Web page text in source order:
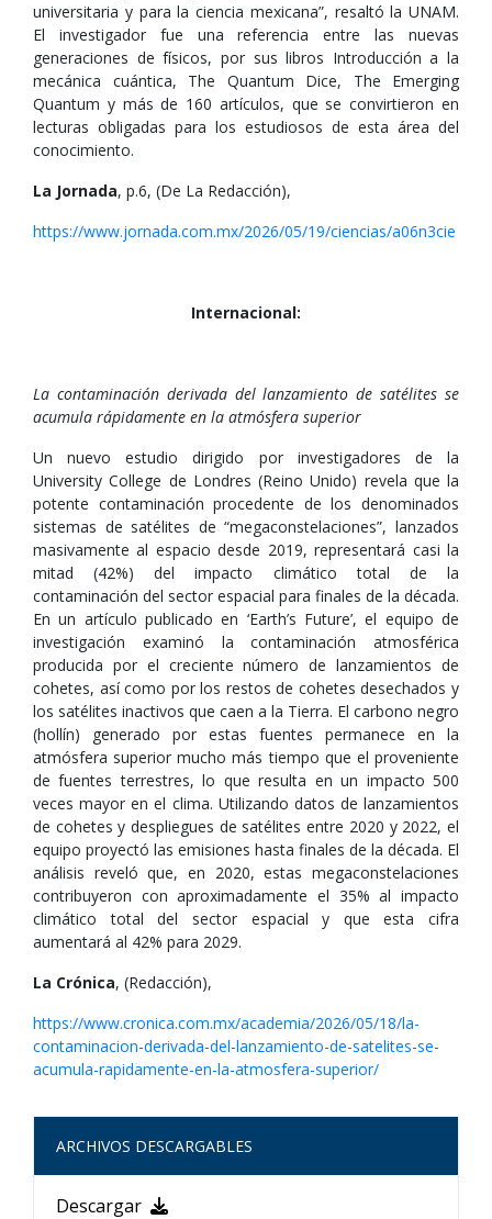
universitaria y para la ciencia mexicana”, resaltó la UNAM.
El investigador fue una referencia entre las nuevas
generaciones de físicos, por sus libros Introducción a la
mecánica cuántica, The Quantum Dice, The Emerging
Quantum y más de 160 artículos, que se convirtieron en
lecturas obligadas para los estudiosos de esta área del
conocimiento.
La Jornada, p.6, (De La Redacción),
https://www.jornada.com.mx/2026/05/19/ciencias/a06n3cie
Internacional:
La contaminación derivada del lanzamiento de satélites se
acumula rápidamente en la atmósfera superior
Un nuevo estudio dirigido por investigadores de la
University College de Londres (Reino Unido) revela que la
potente contaminación procedente de los denominados
sistemas de satélites de “megaconstelaciones”, lanzados
masivamente al espacio desde 2019, representará casi la
mitad (42%) del impacto climático total de la
contaminación del sector espacial para finales de la década.
En un artículo publicado en ‘Earth’s Future’, el equipo de
investigación examinó la contaminación atmosférica
producida por el creciente número de lanzamientos de
cohetes, así como por los restos de cohetes desechados y
los satélites inactivos que caen a la Tierra. El carbono negro
(hollín) generado por estas fuentes permanece en la
atmósfera superior mucho más tiempo que el proveniente
de fuentes terrestres, lo que resulta en un impacto 500
veces mayor en el clima. Utilizando datos de lanzamientos
de cohetes y despliegues de satélites entre 2020 y 2022, el
equipo proyectó las emisiones hasta finales de la década. El
análisis reveló que, en 2020, estas megaconstelaciones
contribuyeron con aproximadamente el 35% al impacto
climático total del sector espacial y que esta cifra
aumentará al 42% para 2029.
La Crónica, (Redacción),
https://www.cronica.com.mx/academia/2026/05/18/la-
contaminacion-derivada-del-lanzamiento-de-satelites-se-
acumula-rapidamente-en-la-atmosfera-superior/
ARCHIVOS DESCARGABLES
Descargar